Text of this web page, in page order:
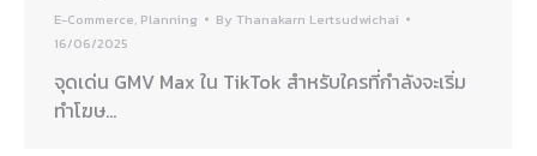
E-Commerce, Planning By Thanakarn Lertsudwichai
16/06/2025
จุดเด่น GMV Max ใน TikTok สำหรับใครที่กำลังจะเริ่ม
ทำโฆษ…